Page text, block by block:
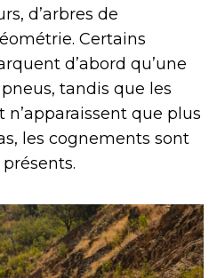
d’arbres de
Certains
d’abord qu’une
tandis que les
que plus
les cognements sont